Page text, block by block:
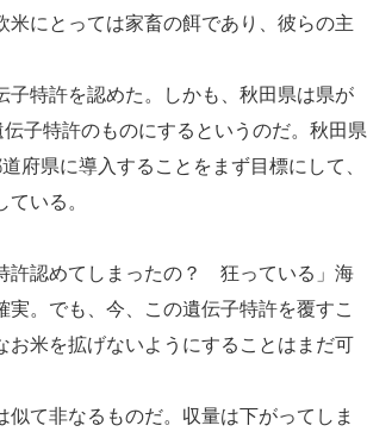
米にとっては家畜の餌であり、彼らの主
子特許を認めた。しかも、秋田県は県が
子特許のものにするというのだ。秋田県
府県に導入することをまず目標にして、
いる。
許認めてしまったの？ 狂っている」海
。でも、今、この遺伝子特許を覆すこ
お米を拡げないようにすることはまだ可
て非なるものだ。収量は下がってしま